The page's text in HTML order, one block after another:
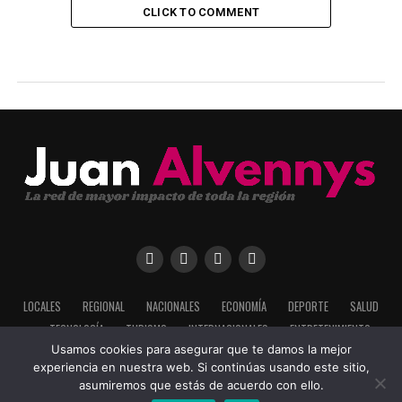
CLICK TO COMMENT
LOCALES REGIONAL NACIONALES ECONOMÍA DEPORTE
SALUD
TECNOLOGÍA
TURISMO INTERNACIONALES ENTRETENIMIENTO
Copyright ©2025 Todos los derechos adquiridos por
Usamos cookies para asegurar que te damos la mejor
experiencia en nuestra web. Si continúas usando este sitio,
asumiremos que estás de acuerdo con ello.